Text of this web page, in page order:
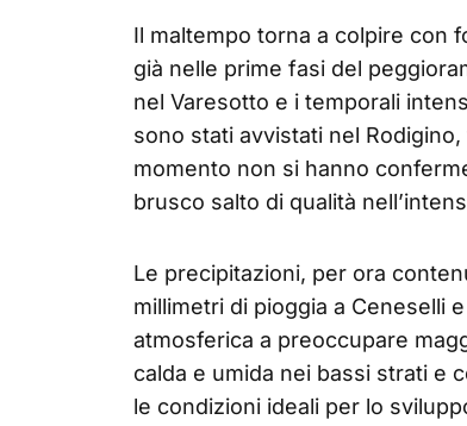
Il maltempo torna a colpire con
già nelle prime fasi del
nel Varesotto e i temporali
sono stati avvistati nel
momento non si hanno
brusco salto di qualità
Le precipitazioni, per ora
millimetri di pioggia a Ceneselli
atmosferica a preoccupare
calda e umida nei bassi strati e
le condizioni ideali per lo